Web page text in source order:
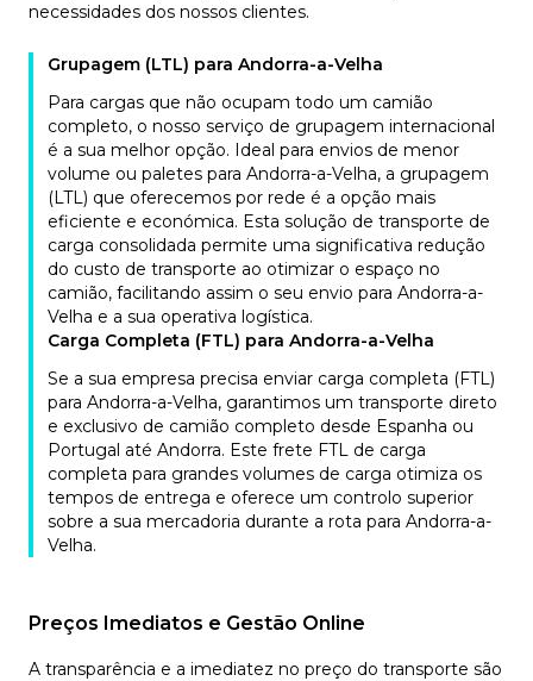
necessidades dos nossos clientes.
Grupagem (LTL) para Andorra-a-Velha
Para cargas que não ocupam todo um camião
completo, o nosso serviço de grupagem internacional
é a sua melhor opção. Ideal para envios de menor
volume ou paletes para Andorra-a-Velha, a grupagem
(LTL) que oferecemos por rede é a opção mais
eficiente e económica. Esta solução de transporte de
carga consolidada permite uma significativa redução
do custo de transporte ao otimizar o espaço no
camião, facilitando assim o seu envio para Andorra-a-
Velha e a sua operativa logística.
Carga Completa (FTL) para Andorra-a-Velha
Se a sua empresa precisa enviar carga completa (FTL)
para Andorra-a-Velha, garantimos um transporte direto
e exclusivo de camião completo desde Espanha ou
Portugal até Andorra. Este frete FTL de carga
completa para grandes volumes de carga otimiza os
tempos de entrega e oferece um controlo superior
sobre a sua mercadoria durante a rota para Andorra-a-
Velha.
Preços Imediatos e Gestão Online
A transparência e a imediatez no preço do transporte são